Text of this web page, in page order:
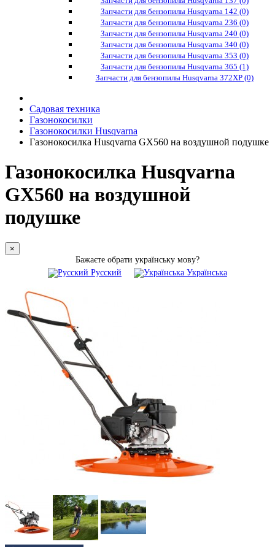
Запчасти для бензопилы Husqvarna 142 (0)
Запчасти для бензопилы Husqvarna 236 (0)
Запчасти для бензопилы Husqvarna 240 (0)
Запчасти для бензопилы Husqvarna 340 (0)
Запчасти для бензопилы Husqvarna 353 (0)
Запчасти для бензопилы Husqvarna 365 (1)
Запчасти для бензопилы Husqvarna 372XP (0)
Садовая техника
Газонокосилки
Газонокосилки Husqvarna
Газонокосилка Husqvarna GX560 на воздушной подушке
Газонокосилка Husqvarna
GX560 на воздушной
подушке
×
Бажаєте обрати українську мову?
Русский
Українська